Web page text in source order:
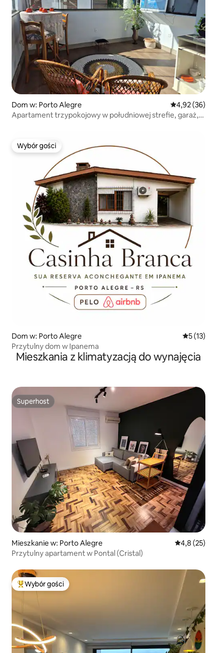
Dom w: Porto Alegre Średnia
4,92 (36)
Apartament trzypokojowy w południowej strefie, garaż,
Wybór gości
Wybór gości
Dom w: Porto Alegre Średnia
5 (13)
Przytulny dom w Ipanema
Mieszkania z klimatyzacją do wynajęcia
Superhost
Superhost
Mieszkanie w: Porto Alegre Średnia
4,8 (25)
Przytulny apartament w Pontal (Cristal)
Najpopularniejsze z kategorii Wybór gości
Wybór gości